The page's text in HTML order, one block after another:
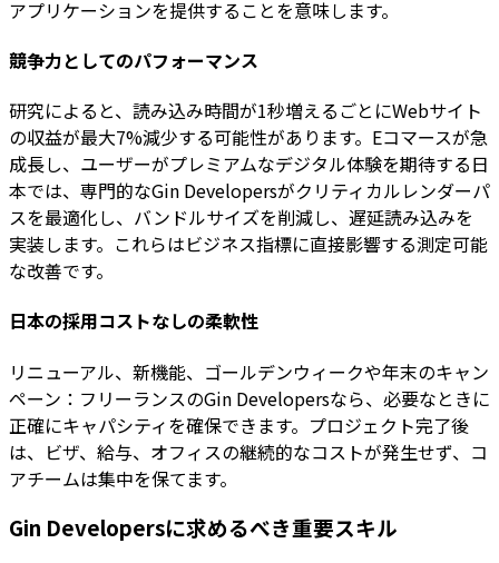
アプリケーションを提供することを意味します。
競争力としてのパフォーマンス
研究によると、読み込み時間が1秒増えるごとにWebサイト
の収益が最大7%減少する可能性があります。Eコマースが急
成長し、ユーザーがプレミアムなデジタル体験を期待する日
本では、専門的なGin Developersがクリティカルレンダーパ
スを最適化し、バンドルサイズを削減し、遅延読み込みを
実装します。これらはビジネス指標に直接影響する測定可能
な改善です。
日本の採用コストなしの柔軟性
リニューアル、新機能、ゴールデンウィークや年末のキャン
ペーン：フリーランスのGin Developersなら、必要なときに
正確にキャパシティを確保できます。プロジェクト完了後
は、ビザ、給与、オフィスの継続的なコストが発生せず、コ
アチームは集中を保てます。
Gin Developersに求めるべき重要スキル